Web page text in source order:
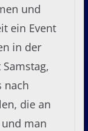
und
ein Event
in der
nach
die an
man